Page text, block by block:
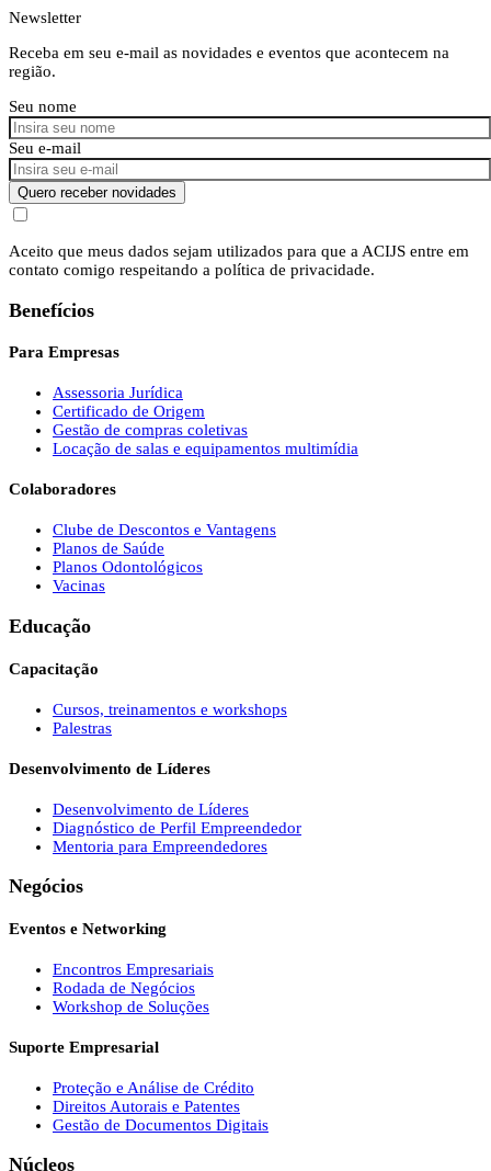
Newsletter
Receba em seu e-mail as novidades e eventos que acontecem na
região.
Seu nome
Seu e-mail
Quero receber novidades
Aceito que meus dados sejam utilizados para que a ACIJS entre em
contato comigo respeitando a política de privacidade.
Benefícios
Para Empresas
Assessoria Jurídica
Certificado de Origem
Gestão de compras coletivas
Locação de salas e equipamentos multimídia
Colaboradores
Clube de Descontos e Vantagens
Planos de Saúde
Planos Odontológicos
Vacinas
Educação
Capacitação
Cursos, treinamentos e workshops
Palestras
Desenvolvimento de Líderes
Desenvolvimento de Líderes
Diagnóstico de Perfil Empreendedor
Mentoria para Empreendedores
Negócios
Eventos e Networking
Encontros Empresariais
Rodada de Negócios
Workshop de Soluções
Suporte Empresarial
Proteção e Análise de Crédito
Direitos Autorais e Patentes
Gestão de Documentos Digitais
Núcleos